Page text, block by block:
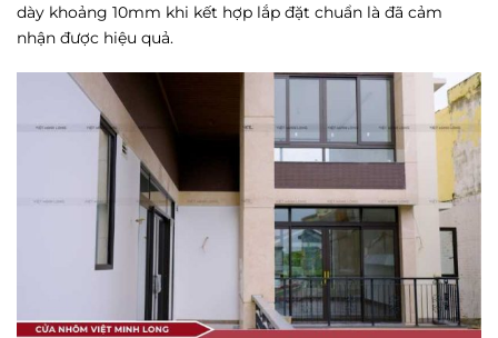
dày khoảng 10mm khi kết hợp lắp đặt chuẩn là đã cảm
nhận được hiệu quả.